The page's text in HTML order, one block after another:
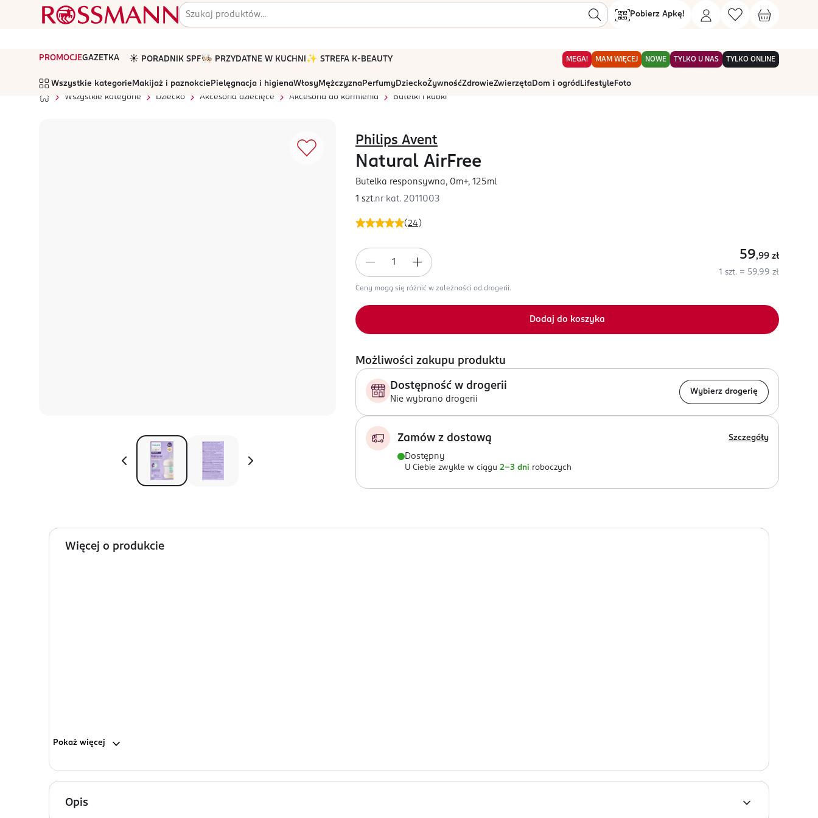
Pobierz Apkę!
PROMOCJEGAZETKA ☀️ PORADNIK SPF🧑🏻‍🍳 PRZYDATNE W KUCHNI ✨ STREFA K-BEAUTY MEGA! MAM WIĘCEJ NOWE TYLKO U NAS TYLKO ONLINE
Wszystkie kategorie Makijaż i paznokcie Pielęgnacja i higienaWłosyMężczyznaPerfumyDzieckoŻywnośćZdrowieZwierzętaDom i ogród Lifestyle Foto
Wszystkie kategorie
Dziecko Akcesoria dziecięce Akcesoria do karmienia Butelki i kubki
(24 )
Philips Avent
Natural AirFree
Butelka responsywna, 0m+, 125ml
1 szt.nr kat. 2011003
59,99 zł
1 szt. = 59,99 zł
Ceny mogą się różnić w zależności od drogerii.
Dodaj do koszyka
Możliwości zakupu produktu
Dostępność w drogerii
Nie wybrano drogerii
Wybierz drogerię
Zamów z dostawą Szczegóły
Dostępny
U Ciebie zwykle w ciągu 2-3 dni roboczych
Więcej o produkcie
Pokaż więcej
Opis